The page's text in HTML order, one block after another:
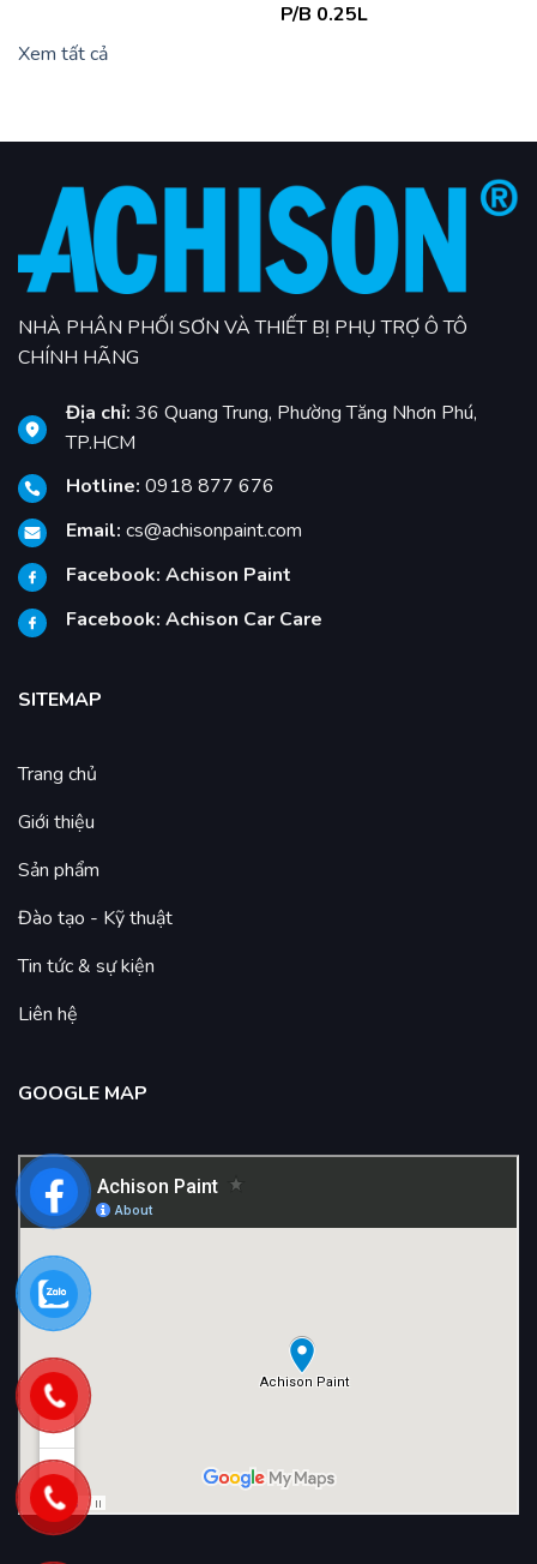
P/B 0.25L
Xem tất cả
NHÀ PHÂN PHỐI SƠN VÀ THIẾT BỊ PHỤ TRỢ Ô TÔ
CHÍNH HÃNG
Địa chỉ: 36 Quang Trung, Phường Tăng Nhơn Phú,
TP.HCM
Hotline: 0918 877 676
Email: cs@achisonpaint.com
Facebook: Achison Paint
Facebook: Achison Car Care
SITEMAP
Trang chủ
Giới thiệu
Sản phẩm
Đào tạo - Kỹ thuật
Tin tức & sự kiện
Liên hệ
GOOGLE MAP